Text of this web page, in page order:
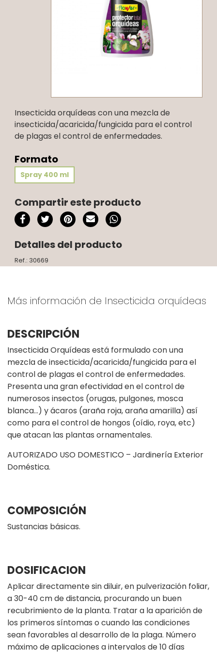
Insecticida orquídeas con una mezcla de
insecticida/acaricida/fungicida para el control
de plagas el control de enfermedades.
Formato
Spray 400 ml
Compartir este producto
Detalles del producto
Ref.: 30669
Más información de Insecticida orquídeas
DESCRIPCIÓN
Insecticida Orquídeas está formulado con una
mezcla de insecticida/acaricida/fungicida para el
control de plagas el control de enfermedades.
Presenta una gran efectividad en el control de
numerosos insectos (orugas, pulgones, mosca
blanca...) y ácaros (araña roja, araña amarilla) así
como para el control de hongos (oídio, roya, etc)
que atacan las plantas ornamentales.
AUTORIZADO USO DOMESTICO – Jardinería Exterior
Doméstica.
COMPOSICIÓN
Sustancias básicas.
DOSIFICACION
Aplicar directamente sin diluir, en pulverización foliar,
a 30-40 cm de distancia, procurando un buen
recubrimiento de la planta. Tratar a la aparición de
los primeros síntomas o cuando las condiciones
sean favorables al desarrollo de la plaga. Número
máximo de aplicaciones a intervalos de 10 días